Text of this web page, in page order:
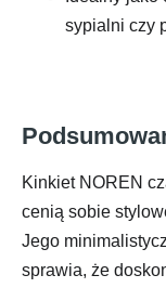
sypialni czy
Kinkiet NOREN
cenią sobie
Jego
sprawia, że